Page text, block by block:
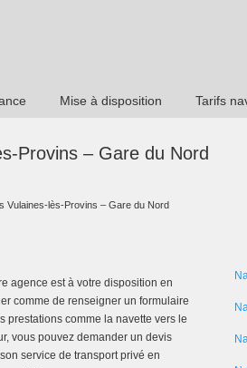
Mise à disposition Tarifs
Provins – Gare du Nord
Vulaines-lès-Provins – Gare du Nord
agence est à votre disposition en
comme de renseigner un formulaire
prestations comme la navette vers le
vous pouvez demander un devis
service de transport privé en